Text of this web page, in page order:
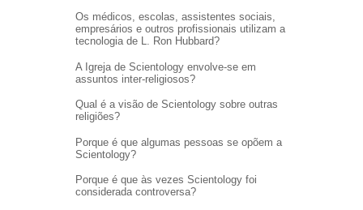
Os médicos, escolas, assistentes sociais,
empresários e outros profissionais utilizam a
tecnologia de L. Ron Hubbard?
A Igreja de Scientology envolve-se em
assuntos inter-religiosos?
Qual é a visão de Scientology sobre outras
religiões?
Porque é que algumas pessoas se opõem a
Scientology?
Porque é que às vezes Scientology foi
considerada controversa?